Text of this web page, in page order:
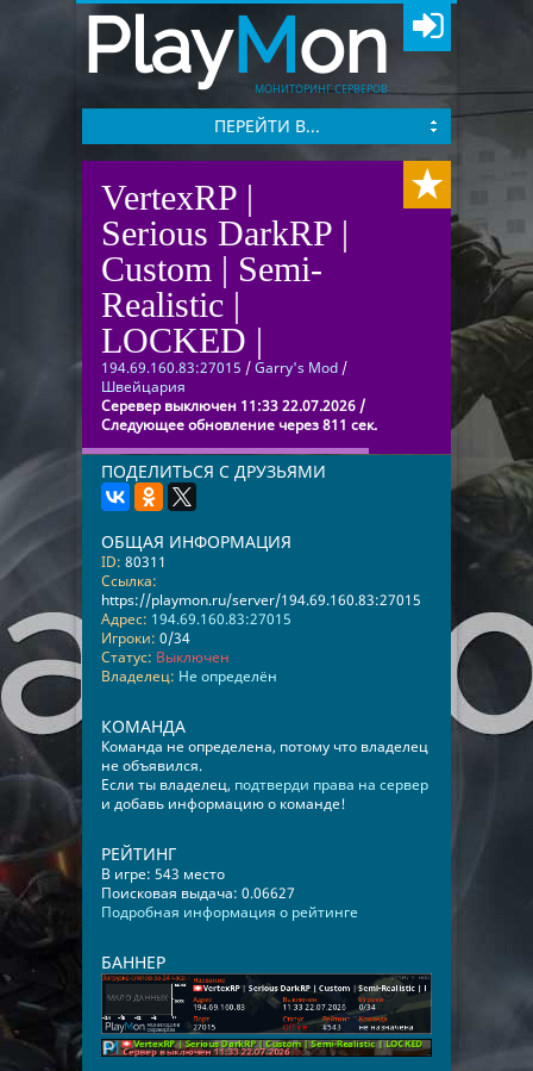
PlayMon
МОНИТОРИНГ СЕРВЕРОВ
ПЕРЕЙТИ В...
VertexRP |
Serious DarkRP |
Custom | Semi-
Realistic |
LOCKED |
194.69.160.83:27015 /Garry's Mod /
Швейцария
Серевер выключен 11:33 22.07.2026 /
Следующее обновление через 811 сек.
ПОДЕЛИТЬСЯ С ДРУЗЬЯМИ
ОБЩАЯ ИНФОРМАЦИЯ
ID: 80311
Ссылка:
https://playmon.ru/server/194.69.160.83:27015
Адрес: 194.69.160.83:27015
Игроки: 0/34
Статус: Выключен
Владелец: Не определён
КОМАНДА
Команда не определена, потому что владелец
не объявился.
Если ты владелец, подтверди права на сервер
и добавь информацию о команде!
РЕЙТИНГ
В игре: 543 место
Поисковая выдача: 0.06627
Подробная информация о рейтинге
БАННЕР